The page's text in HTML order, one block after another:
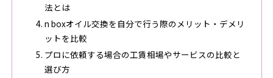
法とは
n boxオイル交換を自分で行う際のメリット・デメリ
ットを比較
プロに依頼する場合の工賃相場やサービスの比較と
選び方